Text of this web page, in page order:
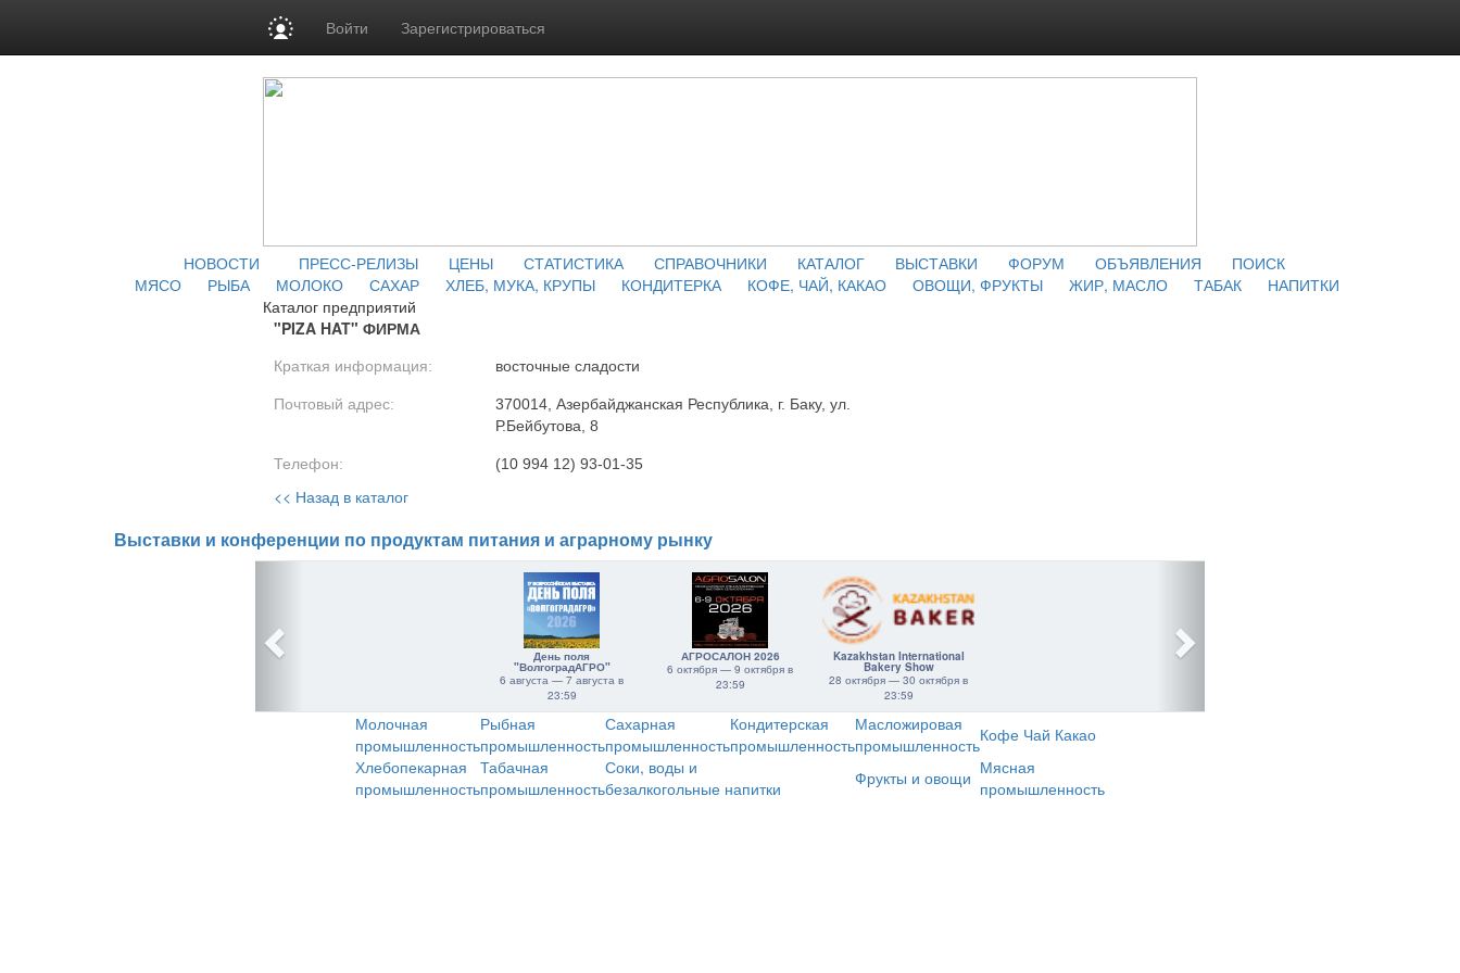
Войти Зарегистрироваться
НОВОСТИ ПРЕСС-РЕЛИЗЫ ЦЕНЫ СТАТИСТИКА СПРАВОЧНИКИ КАТАЛОГ ВЫСТАВКИ ФОРУМ ОБЪЯВЛЕНИЯ
ПОИСК
МЯСО
РЫБА МОЛОКО САХАР ХЛЕБ, МУКА, КРУПЫ КОНДИТЕРКА КОФЕ, ЧАЙ, КАКАО ОВОЩИ, ФРУКТЫ ЖИР, МАСЛО ТАБАК
НАПИТКИ
Каталог предприятий
"PIZA HAT" ФИРМА
Краткая информация: восточные сладости
Почтовый адрес:
370014, Азербайджанская Республика, г. Баку, ул.
Р.Бейбутова, 8
Телефон: (10 994 12) 93-01-35
<< Назад в каталог
Выставки и конференции по продуктам питания и аграрному рынку
День поля
"ВолгоградАГРО"
6 августа — 7 августа в
23:59
АГРОСАЛОН 2026
6 октября — 9 октября в
23:59
Kazakhstan International
Bakery Show
28 октября — 30 октября в
23:59
Молочная
промышленность
Рыбная
промышленность
Сахарная
промышленность
Кондитерская
промышленность
Масложировая
промышленностьКофе Чай Какао
Хлебопекарная
промышленность
Табачная
промышленность
Соки, воды и
безалкогольные напитки
Фрукты и овощи Мясная
промышленность